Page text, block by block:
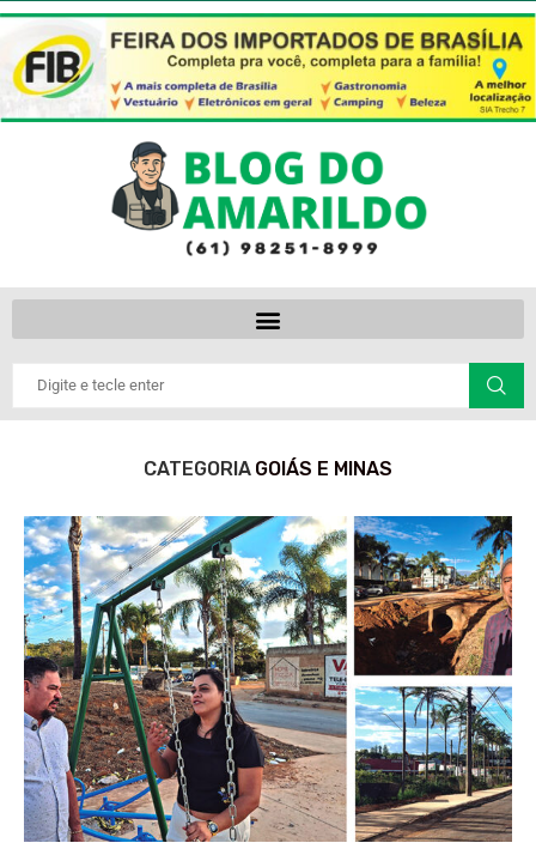
CATEGORIA GOIÁS E MINAS